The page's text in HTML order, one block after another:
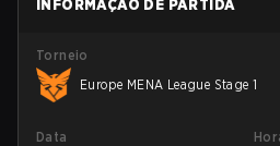
INFORMAÇÃO DE PARTIDA
Torneio
Europe MENA League Stage 1
Data